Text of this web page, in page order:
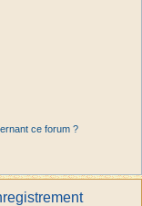
ce forum ?